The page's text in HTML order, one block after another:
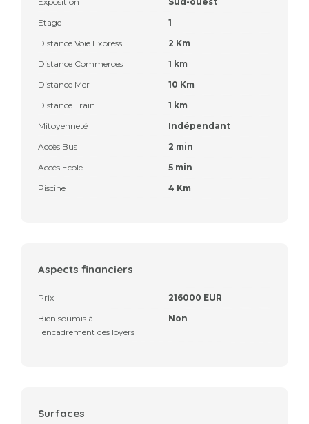
Etage
1
Distance Voie Express
2 Km
Distance Commerces
1 km
Distance Mer
10 Km
Distance Train
1 km
Mitoyenneté
Indépendant
Accès Bus
2 min
Accès Ecole
5 min
Piscine
4 Km
Aspects financiers
Prix
216000 EUR
Bien soumis à
l'encadrement des loyers
Non
Surfaces